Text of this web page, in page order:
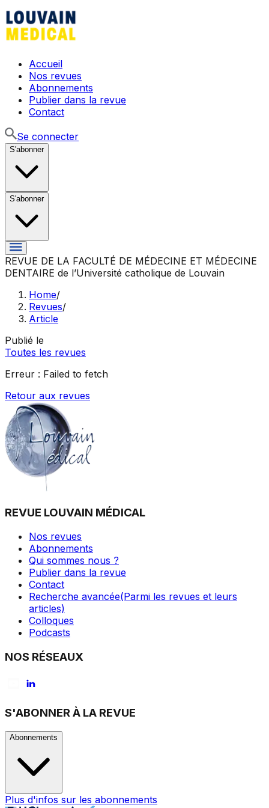
Accueil
Nos revues
Abonnements
Publier dans la revue
Contact
Se connecter
S'abonner
S'abonner
REVUE DE LA FACULTÉ DE MÉDECINE ET MÉDECINE
DENTAIRE de l’Université catholique de Louvain
Home/
Revues/
Article
Publié le
Toutes les revues
Erreur : Failed to fetch
Retour aux revues
REVUE LOUVAIN MÉDICAL
Nos revues
Abonnements
Qui sommes nous ?
Publier dans la revue
Contact
Recherche avancée(Parmi les revues et leurs
articles)
Colloques
Podcasts
NOS RÉSEAUX
S'ABONNER À LA REVUE
Abonnements
Plus d'infos sur les abonnements